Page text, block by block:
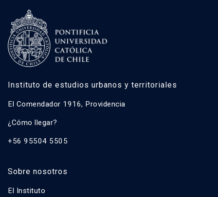
Instituto de estudios urbanos y territoriales
El Comendador 1916, Providencia
¿Cómo llegar?
+56 95504 5505
Sobre nosotros
El Instituto